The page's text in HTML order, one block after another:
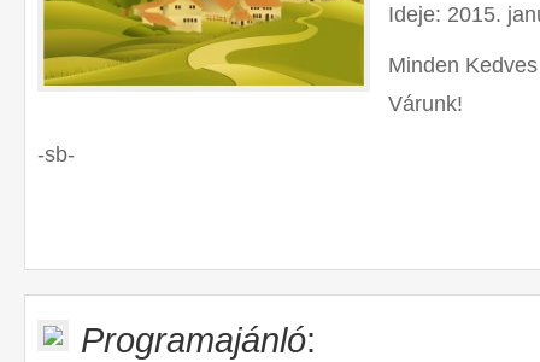
Ideje: 2015.
Minden
Várunk!
-sb-
Programajánló: